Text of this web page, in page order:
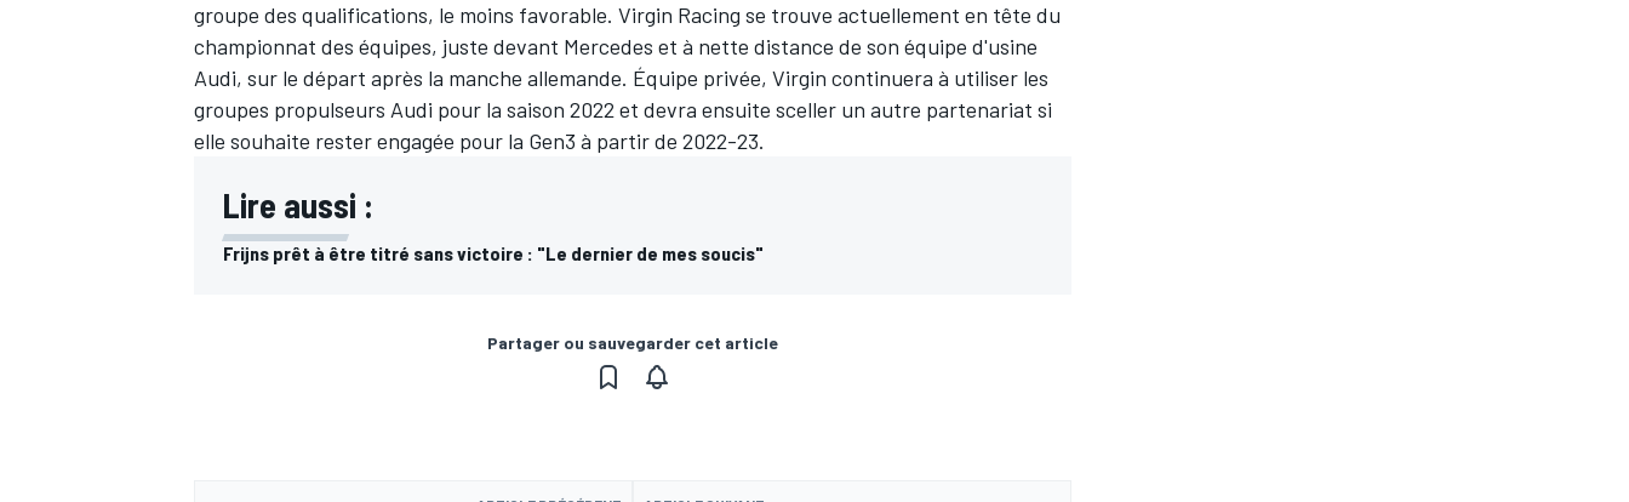
groupe des qualifications, le moins favorable. Virgin Racing se trouve actuellement en tête du
championnat des équipes, juste devant Mercedes et à nette distance de son équipe d'usine
Audi, sur le départ après la manche allemande. Équipe privée, Virgin continuera à utiliser les
groupes propulseurs Audi pour la saison 2022 et devra ensuite sceller un autre partenariat si
elle souhaite rester engagée pour la Gen3 à partir de 2022-23.
Lire aussi :
Frijns prêt à être titré sans victoire : "Le dernier de mes soucis"
Partager ou sauvegarder cet article